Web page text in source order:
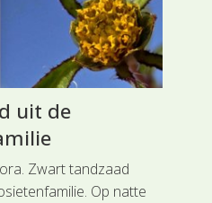
uit de
Zwart tandzaad
Op natte